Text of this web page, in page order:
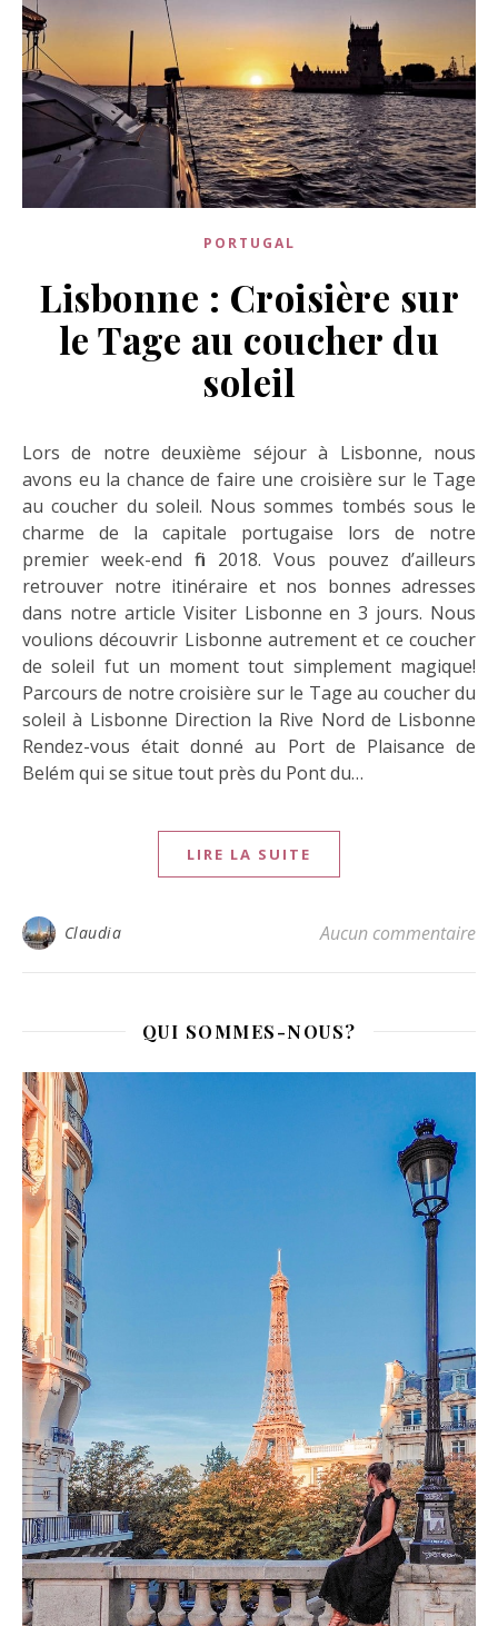
PORTUGAL
Lisbonne : Croisière sur
le Tage au coucher du
soleil
Lors de notre deuxième séjour à Lisbonne, nous
avons eu la chance de faire une croisière sur le Tage
au coucher du soleil. Nous sommes tombés sous le
charme de la capitale portugaise lors de notre
premier week-end fin 2018. Vous pouvez d’ailleurs
retrouver notre itinéraire et nos bonnes adresses
dans notre article Visiter Lisbonne en 3 jours. Nous
voulions découvrir Lisbonne autrement et ce coucher
de soleil fut un moment tout simplement magique!
Parcours de notre croisière sur le Tage au coucher du
soleil à Lisbonne Direction la Rive Nord de Lisbonne
Rendez-vous était donné au Port de Plaisance de
Belém qui se situe tout près du Pont du…
LIRE LA SUITE
Claudia Aucun commentaire
QUI SOMMES-NOUS?